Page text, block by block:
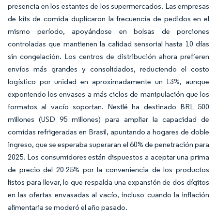
presencia en los estantes de los supermercados. Las empresas
de kits de comida duplicaron la frecuencia de pedidos en el
mismo período, apoyándose en bolsas de porciones
controladas que mantienen la calidad sensorial hasta 10 días
sin congelación. Los centros de distribución ahora prefieren
envíos más grandes y consolidados, reduciendo el costo
logístico por unidad en aproximadamente un 13%, aunque
exponiendo los envases a más ciclos de manipulación que los
formatos al vacío soportan. Nestlé ha destinado BRL 500
millones (USD 95 millones) para ampliar la capacidad de
comidas refrigeradas en Brasil, apuntando a hogares de doble
ingreso, que se esperaba superaran el 60% de penetración para
2025. Los consumidores están dispuestos a aceptar una prima
de precio del 20-25% por la conveniencia de los productos
listos para llevar, lo que respalda una expansión de dos dígitos
en las ofertas envasadas al vacío, incluso cuando la inflación
alimentaria se moderó el año pasado.